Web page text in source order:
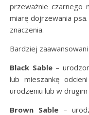
przeważnie czarnego
miarę dojrzewania
znaczenia.
Bardziej
Black Sable–
lub mieszankę
urodzeniu lub w
Brown Sable –